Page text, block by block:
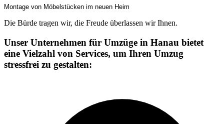
Montage von Möbelstücken im neuen Heim
Die Bürde tragen wir, die Freude überlassen wir Ihnen.
Unser Unternehmen für Umzüge in Hanau bietet
eine Vielzahl von Services, um Ihren Umzug
stressfrei zu gestalten: